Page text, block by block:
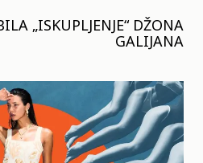
„ISKUPLJENJE“ DŽONA
GALIJANA